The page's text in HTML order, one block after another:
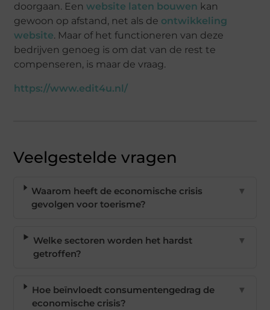
doorgaan. Een website laten bouwen kan
gewoon op afstand, net als de ontwikkeling
website. Maar of het functioneren van deze
bedrijven genoeg is om dat van de rest te
compenseren, is maar de vraag.
https://www.edit4u.nl/
Veelgestelde vragen
Waarom heeft de economische crisis
gevolgen voor toerisme?
▼
Welke sectoren worden het hardst
getroffen?
▼
Hoe beïnvloedt consumentengedrag de
economische crisis?
▼